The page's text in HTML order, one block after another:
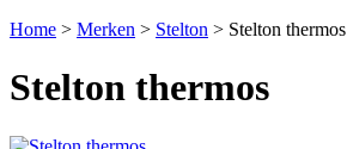
Home > Merken > Stelton > Stelton thermos
Stelton thermos